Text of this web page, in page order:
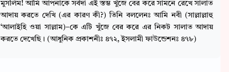
মুসলিম! আমি আপনাকে সর্বদা এই স্তম্ভ খুঁজে বের করে সামনে রেখে সালাত
আদায় করতে দেখি (এর কারণ কী?) তিনি বললেনঃ আমি নবী (সাল্লাল্লাহু
‘আলাইহি ওয়া সাল্লাম)–কে এটি খুঁজে বের করে এর নিকট সালাত আদায়
করতে দেখেছি। (আধুনিক প্রকাশনীঃ ৪৭২, ইসলামী ফাউন্ডেশনঃ ৪৭৮)